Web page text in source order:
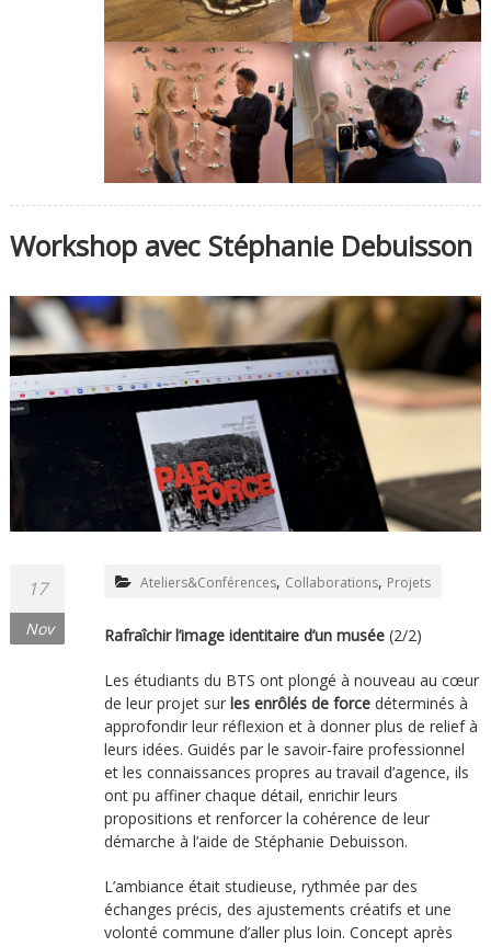
Workshop avec Stéphanie Debuisson
17
Nov
Ateliers&Conférences, Collaborations, Projets
Rafraîchir l’image identitaire d’un musée(2/2)
Les étudiants du BTS ont plongé à nouveau au cœur
de leur projet sur les enrôlés de forcedéterminés à
approfondir leur réflexion et à donner plus de relief à
leurs idées. Guidés par le savoir-faire professionnel
et les connaissances propres au travail d’agence, ils
ont pu affiner chaque détail, enrichir leurs
propositions et renforcer la cohérence de leur
démarche à l’aide de Stéphanie Debuisson.
L’ambiance était studieuse, rythmée par des
échanges précis, des ajustements créatifs et une
volonté commune d’aller plus loin. Concept après